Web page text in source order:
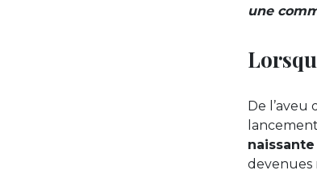
une
De l’aveu
devenues